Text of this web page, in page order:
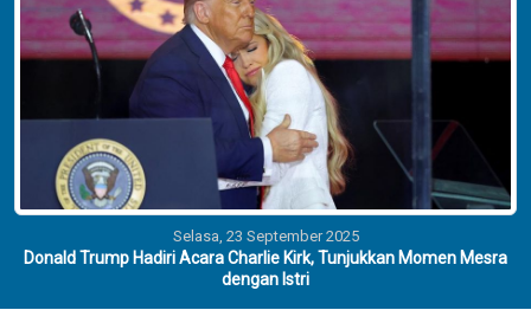
Selasa, 23 September 2025
Donald Trump Hadiri Acara Charlie Kirk, Tunjukkan Momen Mesra
dengan Istri